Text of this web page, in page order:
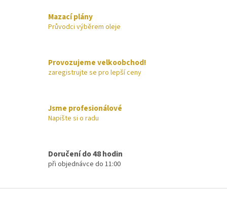
í
k
y
p
i
n
í
Mazací plány
Průvodci výběrem oleje
Provozujeme velkoobchod!
zaregistrujte se pro lepší ceny
Jsme profesionálové
Napište si o radu
Doručení do 48 hodin
při objednávce do 11:00
Z